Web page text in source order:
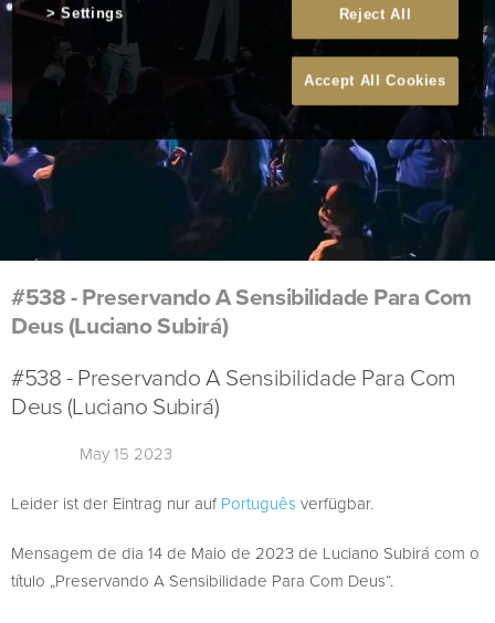
#538 - Preservando A Sensibilidade Para Com
Deus (Luciano Subirá)
#538 - Preservando A Sensibilidade Para Com
Deus (Luciano Subirá)
May 15 2023
Leider ist der Eintrag nur aufPortuguês verfügbar.
Mensagem de dia 14 de Maio de 2023 de Luciano Subirá com o
título „Preservando A Sensibilidade Para Com Deus“.
Reject All
Accept All Cookies
Settings